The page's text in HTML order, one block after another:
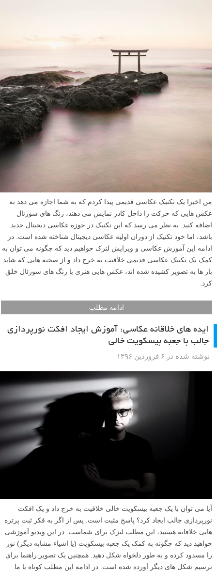
من اخیرا یک تکنیک عکاسی قدیمی پیدا کردم که به شما اجازه می دهد به
عکس هایی که حرکت را داخل کادر نمایش می دهند، رنگ های سورئال
اضافه کنید. به نظر می رسد که این تکنیک در حوزه عکاسی دیجیتال جدید
باشد، اما خود تکنیک از دوران اولیه عکاسی دیجیتال شناخته شده است. در
ادامه این آموزش عکاسی و ویرایش لنزک خواهیم دید که چگونه می توان به
کمک یک تکنیک عکاسی قدیمی خلاقیت به خرج داد و از صحنه هایی که شاید
بار ها به تصویر کشیده شده اند، عکس هایی هنری با رنگ های سورئال خلق
کرد.
ادامه مطلب
ایده های خلاقانه عکاسی: آموزش ایجاد افکت نورپردازی
جالب با جعبه بیسکویت خالی
نوشته شده در ۶ فروردین ۱۳۹۶
آیا می توان با یک جعبه بیسکویت خالی خلاقیت به خرج داد و یک افکت
نورپردازی جالب ایجاد کرد؟ پاسخ مثبت است. پس از اگر به فکر ثبت پرتره
هایی خلاقانه هستید، این مطلب لنزک برای شماست. در این ویدیو آموزشی
خواهید دید که چگونه به کمک یک جعبه بیسکویت (یا اشیاء مشابه دیگر) نور
را مسدود کرده و به طور دلخواه شکل دهید. همچنین یک تصویر راهنما برای
ترسیم شکل های دیگر آورده شده است. در ادامه این مطلب کوتاه با ما